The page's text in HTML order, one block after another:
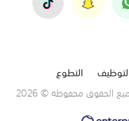
التطوع
الحقوق محفوظة © 2026